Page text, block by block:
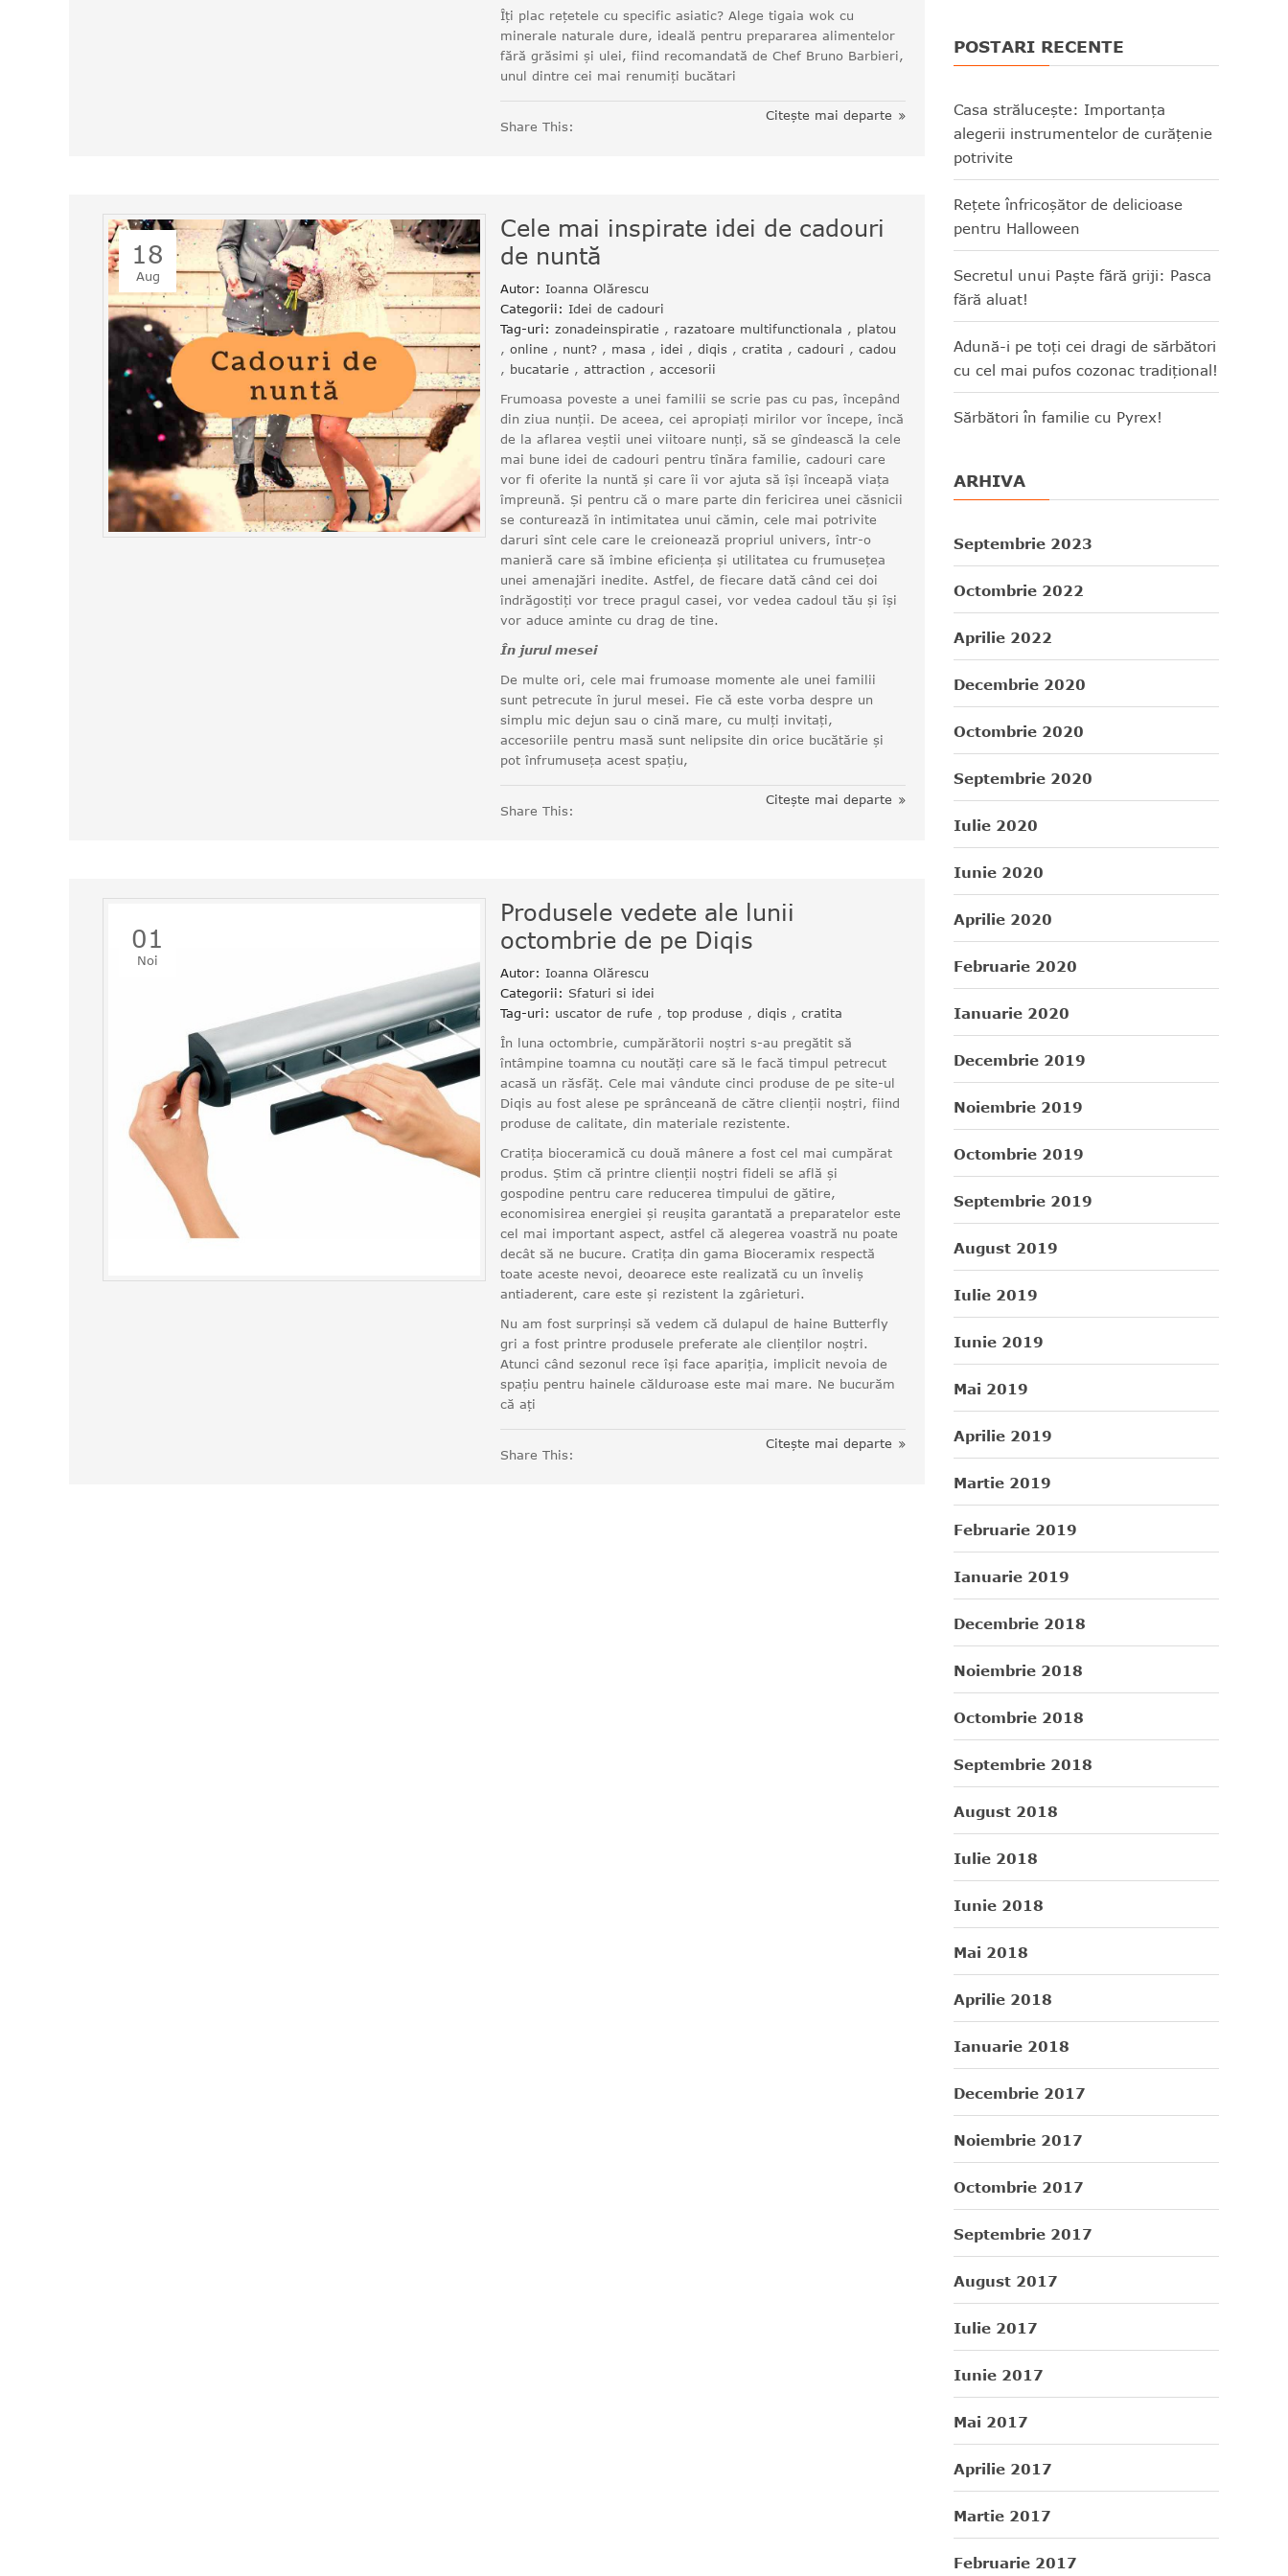
Îți plac rețetele cu specific asiatic? Alege tigaia wok cu
minerale naturale dure, ideală pentru prepararea alimentelor
fără grăsimi și ulei, fiind recomandată de Chef Bruno Barbieri,
unul dintre cei mai renumiți bucătari
Citește mai departe
Share This:
18
Aug
Cele mai inspirate idei de cadouri
de nuntă
Autor: Ioanna Olărescu
Categorii: Idei de cadouri
Tag-uri: zonadeinspiratie , razatoare multifunctionala , platou
, online , nunt? , masa , idei , diqis , cratita , cadouri , cadou
, bucatarie , attraction , accesorii
Frumoasa poveste a unei familii se scrie pas cu pas, începând
din ziua nunții. De aceea, cei apropiați mirilor vor începe, încă
de la aflarea veștii unei viitoare nunți, să se gîndească la cele
mai bune idei de cadouri pentru tînăra familie, cadouri care
vor fi oferite la nuntă și care îi vor ajuta să își înceapă viața
împreună. Și pentru că o mare parte din fericirea unei căsnicii
se conturează în intimitatea unui cămin, cele mai potrivite
daruri sînt cele care le creionează propriul univers, într-o
manieră care să îmbine eficiența și utilitatea cu frumusețea
unei amenajări inedite. Astfel, de fiecare dată când cei doi
îndrăgostiți vor trece pragul casei, vor vedea cadoul tău și își
vor aduce aminte cu drag de tine.
În jurul mesei
De multe ori, cele mai frumoase momente ale unei familii
sunt petrecute în jurul mesei. Fie că este vorba despre un
simplu mic dejun sau o cină mare, cu mulți invitați,
accesoriile pentru masă sunt nelipsite din orice bucătărie și
pot înfrumuseța acest spațiu,
Citește mai departe
Share This:
01
Noi
Produsele vedete ale lunii
octombrie de pe Diqis
Autor: Ioanna Olărescu
Categorii: Sfaturi si idei
Tag-uri: uscator de rufe , top produse , diqis , cratita
În luna octombrie, cumpărătorii noștri s-au pregătit să
întâmpine toamna cu noutăți care să le facă timpul petrecut
acasă un răsfăț. Cele mai vândute cinci produse de pe site-ul
Diqis au fost alese pe sprânceană de către clienții noștri, fiind
produse de calitate, din materiale rezistente.
Cratița bioceramică cu două mânere a fost cel mai cumpărat
produs. Știm că printre clienții noștri fideli se află și
gospodine pentru care reducerea timpului de gătire,
economisirea energiei și reușita garantată a preparatelor este
cel mai important aspect, astfel că alegerea voastră nu poate
decât să ne bucure. Cratița din gama Bioceramix respectă
toate aceste nevoi, deoarece este realizată cu un înveliș
antiaderent, care este și rezistent la zgârieturi.
Nu am fost surprinși să vedem că dulapul de haine Butterfly
gri a fost printre produsele preferate ale clienților noștri.
Atunci când sezonul rece își face apariția, implicit nevoia de
spațiu pentru hainele călduroase este mai mare. Ne bucurăm
că ați
Citește mai departe
Share This:
POSTARI RECENTE
Casa strălucește: Importanța
alegerii instrumentelor de curățenie
potrivite
Rețete înfricoșător de delicioase
pentru Halloween
Secretul unui Paște fără griji: Pasca
fără aluat!
Adună-i pe toți cei dragi de sărbători
cu cel mai pufos cozonac tradițional!
Sărbători în familie cu Pyrex!
ARHIVA
Septembrie 2023
Octombrie 2022
Aprilie 2022
Decembrie 2020
Octombrie 2020
Septembrie 2020
Iulie 2020
Iunie 2020
Aprilie 2020
Februarie 2020
Ianuarie 2020
Decembrie 2019
Noiembrie 2019
Octombrie 2019
Septembrie 2019
August 2019
Iulie 2019
Iunie 2019
Mai 2019
Aprilie 2019
Martie 2019
Februarie 2019
Ianuarie 2019
Decembrie 2018
Noiembrie 2018
Octombrie 2018
Septembrie 2018
August 2018
Iulie 2018
Iunie 2018
Mai 2018
Aprilie 2018
Ianuarie 2018
Decembrie 2017
Noiembrie 2017
Octombrie 2017
Septembrie 2017
August 2017
Iulie 2017
Iunie 2017
Mai 2017
Aprilie 2017
Martie 2017
Februarie 2017